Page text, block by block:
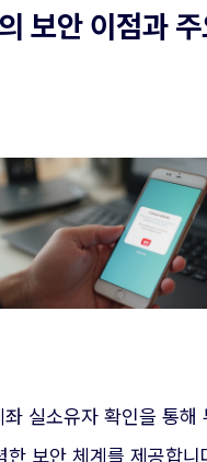
보안 이점과
좌 실소유자 확인을 통해
한 보안 체계를 제공합니